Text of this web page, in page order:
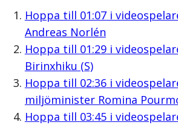
Hoppa till 01:07i
Andreas Norlén
Hoppa till 01:29i
Birinxhiku (S)
Hoppa till 02:36i
miljöminister Romina
Hoppa till 03:45i